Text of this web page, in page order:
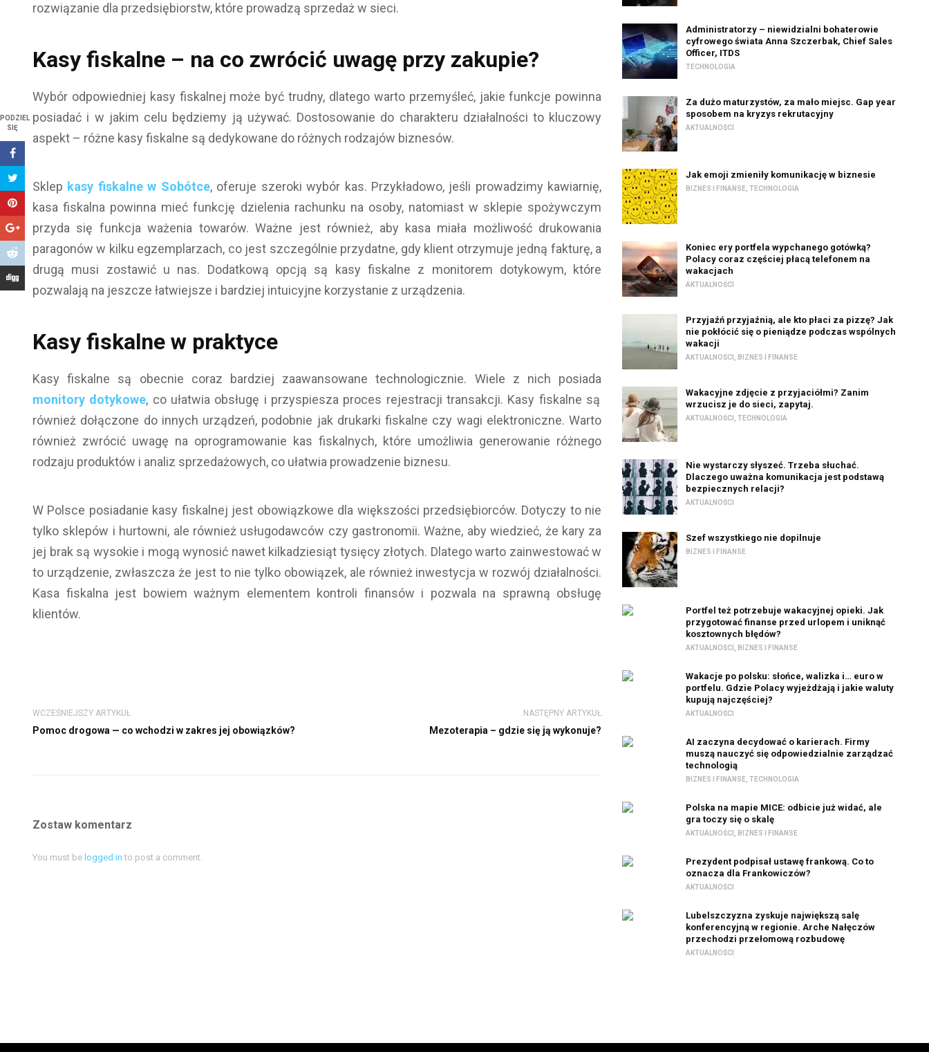
PODZIEL
SIĘ
rozwiązanie dla przedsiębiorstw, które prowadzą sprzedaż w sieci.
Kasy fiskalne – na co zwrócić uwagę przy zakupie?
Wybór odpowiedniej kasy fiskalnej może być trudny, dlatego warto przemyśleć, jakie funkcje powinna
posiadać i w jakim celu będziemy ją używać. Dostosowanie do charakteru działalności to kluczowy
aspekt – różne kasy fiskalne są dedykowane do różnych rodzajów biznesów.
Sklep kasy fiskalne w Sobótce, oferuje szeroki wybór kas. Przykładowo, jeśli prowadzimy kawiarnię,
kasa fiskalna powinna mieć funkcję dzielenia rachunku na osoby, natomiast w sklepie spożywczym
przyda się funkcja ważenia towarów. Ważne jest również, aby kasa miała możliwość drukowania
paragonów w kilku egzemplarzach, co jest szczególnie przydatne, gdy klient otrzymuje jedną fakturę, a
drugą musi zostawić u nas. Dodatkową opcją są kasy fiskalne z monitorem dotykowym, które
pozwalają na jeszcze łatwiejsze i bardziej intuicyjne korzystanie z urządzenia.
Kasy fiskalne w praktyce
Kasy fiskalne są obecnie coraz bardziej zaawansowane technologicznie. Wiele z nich posiada
monitory dotykowe, co ułatwia obsługę i przyspiesza proces rejestracji transakcji. Kasy fiskalne są
również dołączone do innych urządzeń, podobnie jak drukarki fiskalne czy wagi elektroniczne. Warto
również zwrócić uwagę na oprogramowanie kas fiskalnych, które umożliwia generowanie różnego
rodzaju produktów i analiz sprzedażowych, co ułatwia prowadzenie biznesu.
W Polsce posiadanie kasy fiskalnej jest obowiązkowe dla większości przedsiębiorców. Dotyczy to nie
tylko sklepów i hurtowni, ale również usługodawców czy gastronomii. Ważne, aby wiedzieć, że kary za
jej brak są wysokie i mogą wynosić nawet kilkadziesiąt tysięcy złotych. Dlatego warto zainwestować w
to urządzenie, zwłaszcza że jest to nie tylko obowiązek, ale również inwestycja w rozwój działalności.
Kasa fiskalna jest bowiem ważnym elementem kontroli finansów i pozwala na sprawną obsługę
klientów.
WCZEŚNIEJSZY ARTYKUŁ
Pomoc drogowa — co wchodzi w zakres jej obowiązków?
NASTĘPNY ARTYKUŁ
Mezoterapia – gdzie się ją wykonuje?
Zostaw komentarz
You must be logged in to post a comment.
Administratorzy – niewidzialni bohaterowie
cyfrowego świata Anna Szczerbak, Chief Sales
Officer, ITDS
TECHNOLOGIA
Za dużo maturzystów, za mało miejsc. Gap year
sposobem na kryzys rekrutacyjny
AKTUALNOŚCI
Jak emoji zmieniły komunikację w biznesie
BIZNES I FINANSE ,TECHNOLOGIA
Koniec ery portfela wypchanego gotówką?
Polacy coraz częściej płacą telefonem na
wakacjach
AKTUALNOŚCI
Przyjaźń przyjaźnią, ale kto płaci za pizzę? Jak
nie pokłócić się o pieniądze podczas wspólnych
wakacji
AKTUALNOŚCI BIZNES I FINANSE
Wakacyjne zdjęcie z przyjaciółmi? Zanim
wrzucisz je do sieci, zapytaj.
AKTUALNOŚCI ,TECHNOLOGIA
Nie wystarczy słyszeć. Trzeba słuchać.
Dlaczego uważna komunikacja jest podstawą
bezpiecznych relacji?
AKTUALNOŚCI
Szef wszystkiego nie dopilnuje
BIZNES I FINANSE
Portfel też potrzebuje wakacyjnej opieki. Jak
przygotować finanse przed urlopem i uniknąć
kosztownych błędów?
AKTUALNOŚCI BIZNES I FINANSE
Wakacje po polsku: słońce, walizka i… euro w
portfelu. Gdzie Polacy wyjeżdżają i jakie waluty
kupują najczęściej?
AKTUALNOŚCI
AI zaczyna decydować o karierach. Firmy
muszą nauczyć się odpowiedzialnie zarządzać
technologią
BIZNES I FINANSE ,TECHNOLOGIA
Polska na mapie MICE: odbicie już widać, ale
gra toczy się o skalę
AKTUALNOŚCI BIZNES I FINANSE
Prezydent podpisał ustawę frankową. Co to
oznacza dla Frankowiczów?
AKTUALNOŚCI
Lubelszczyzna zyskuje największą salę
konferencyjną w regionie. Arche Nałęczów
przechodzi przełomową rozbudowę
AKTUALNOŚCI